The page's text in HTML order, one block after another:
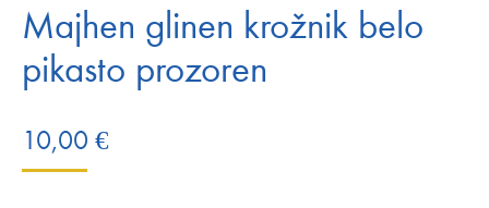
Majhen glinen krožnik belo
pikasto prozoren
10,00 €